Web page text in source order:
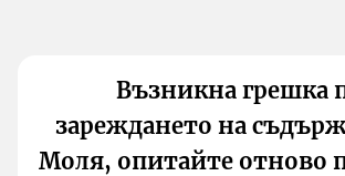
Възникна грешка
зареждането на
Моля, опитайте отново